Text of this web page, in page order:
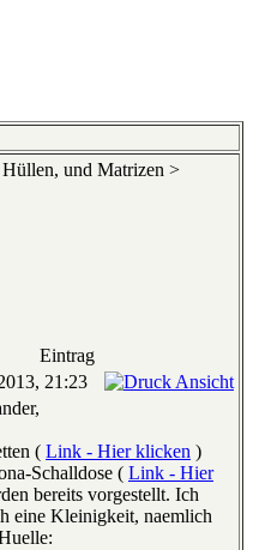
und Matrizen >
Eintrag
21:23
( Link - Hier klicken )
Schalldose ( Link - Hier
bereits vorgestellt. Ich
eine Kleinigkeit, naemlich